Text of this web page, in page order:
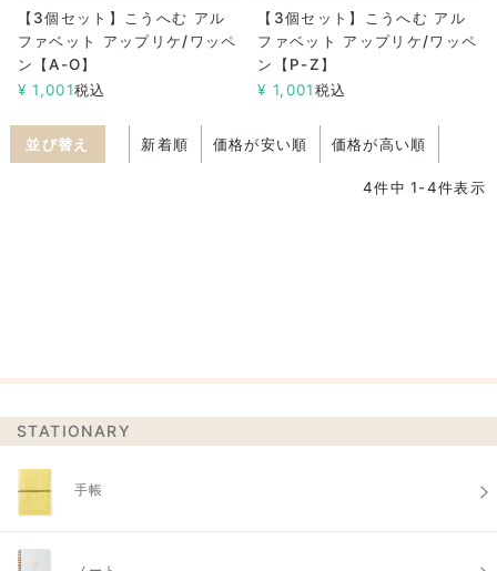
【3個セット】こうへむ アル
ファベット アップリケ/ワッペ
ン【A-O】
¥ 1,001税込
【3個セット】こうへむ アル
ファベット アップリケ/ワッペ
ン【P-Z】
¥ 1,001税込
並び替え 新着順 価格が安い順 価格が高い順
4件中 1-4件表示
STATIONARY
手帳